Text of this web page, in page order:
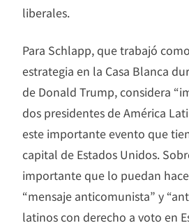
liberales.
Para Schlapp, que trabajó
estrategia en la Casa Blanca
de Donald Trump, considera
dos presidentes de América
este importante evento que
capital de Estados Unidos.
importante que lo puedan
“mensaje anticomunista” y
latinos con derecho a voto en